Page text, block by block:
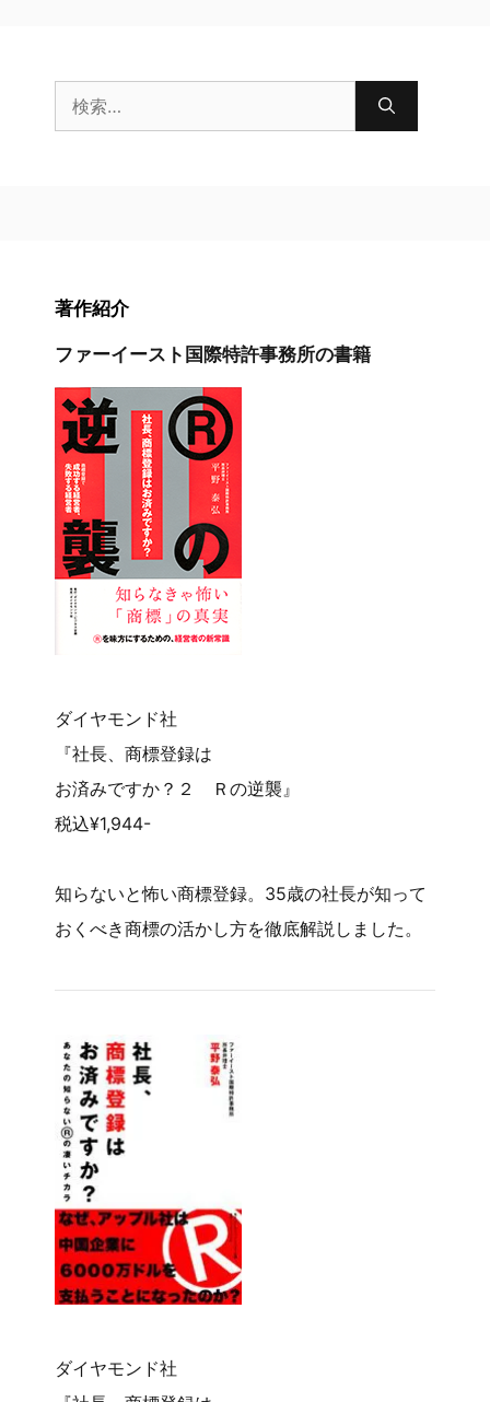
索:
著作紹介
ファーイースト国際特許事務所の書籍
ダイヤモンド社
『社長、商標登録は
お済みですか？２ Ｒの逆襲』
税込¥1,944-
知らないと怖い商標登録。35歳の社長が知って
おくべき商標の活かし方を徹底解説しました。
ダイヤモンド社